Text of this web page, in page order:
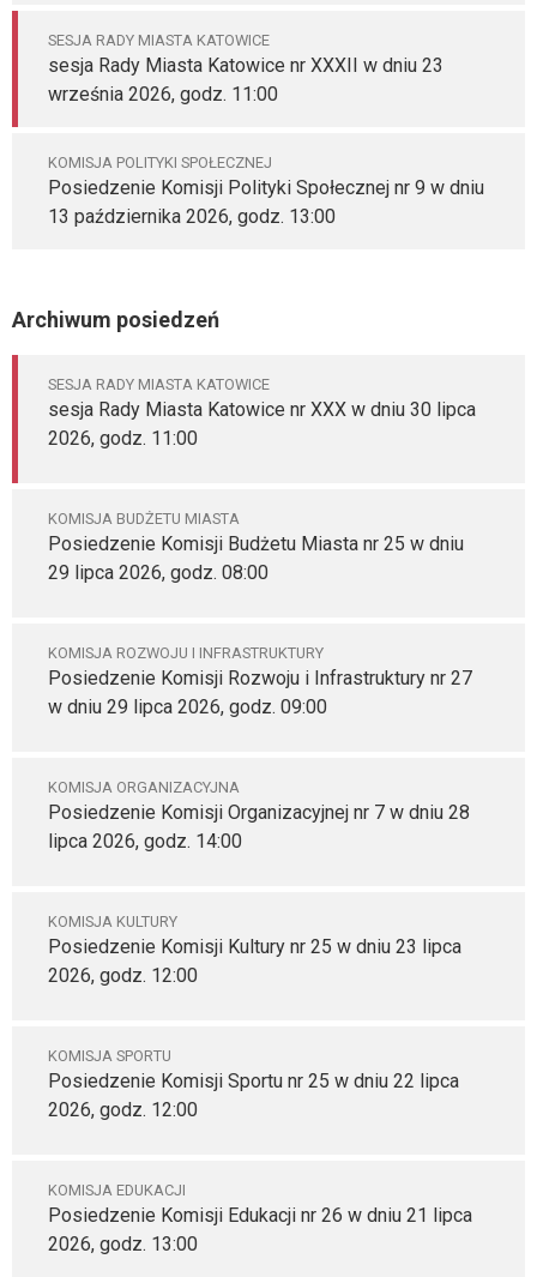
SESJA RADY MIASTA KATOWICE
sesja Rady Miasta Katowice nr XXXII w dniu 23
września 2026, godz. 11:00
KOMISJA POLITYKI SPOŁECZNEJ
Posiedzenie Komisji Polityki Społecznej nr 9 w dniu
13 października 2026, godz. 13:00
Archiwum posiedzeń
SESJA RADY MIASTA KATOWICE
sesja Rady Miasta Katowice nr XXX w dniu 30 lipca
2026, godz. 11:00
KOMISJA BUDŻETU MIASTA
Posiedzenie Komisji Budżetu Miasta nr 25 w dniu
29 lipca 2026, godz. 08:00
KOMISJA ROZWOJU I INFRASTRUKTURY
Posiedzenie Komisji Rozwoju i Infrastruktury nr 27
w dniu 29 lipca 2026, godz. 09:00
KOMISJA ORGANIZACYJNA
Posiedzenie Komisji Organizacyjnej nr 7 w dniu 28
lipca 2026, godz. 14:00
KOMISJA KULTURY
Posiedzenie Komisji Kultury nr 25 w dniu 23 lipca
2026, godz. 12:00
KOMISJA SPORTU
Posiedzenie Komisji Sportu nr 25 w dniu 22 lipca
2026, godz. 12:00
KOMISJA EDUKACJI
Posiedzenie Komisji Edukacji nr 26 w dniu 21 lipca
2026, godz. 13:00